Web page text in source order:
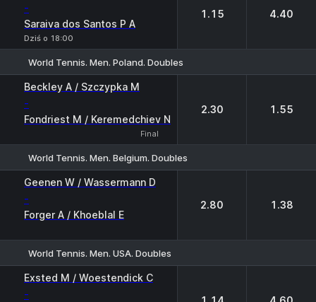
-
Saraiva dos Santos P A
Dziś o 18:00
1.15 4.40
World Tennis. Men. Poland. Doubles
Beckley A / Szczypka M
-
Fondriest M / Keremedchiev N
Final
2.30 1.55
World Tennis. Men. Belgium. Doubles
Geenen W / Wassermann D
-
Forger A / Khoeblal E
2.80 1.38
World Tennis. Men. USA. Doubles
Exsted M / Woestendick C
-